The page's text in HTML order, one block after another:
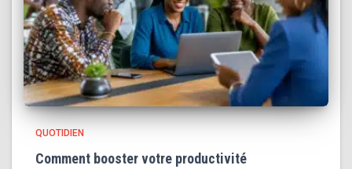
QUOTIDIEN
Comment booster votre productivité